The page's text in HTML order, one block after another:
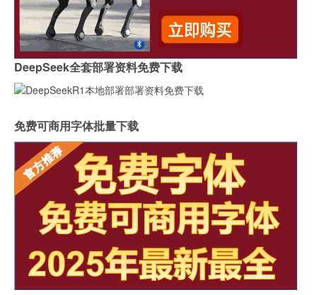
DeepSeek全套部署资料免费下载
免费可商用字体批量下载